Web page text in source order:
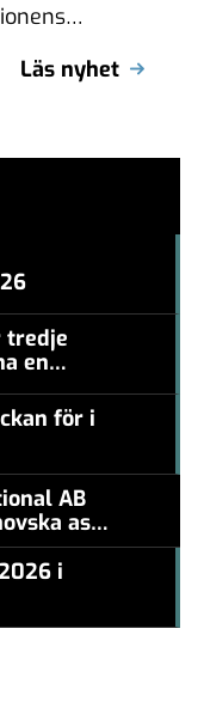
Läs nyhet
tredje
en
för i
AB
as
i